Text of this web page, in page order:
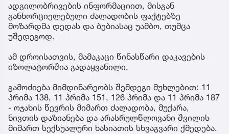
ადგილობრივების ინფორმაციით, მისგან
განხორციელებული ძალადობის ფაქტებზე
მოზარდმა დედას და ბებიასაც უამბო, თუმცა
უშედეგოდ.
ამ დროისათვის, მამაკაცი წინასწარი დაკავების
იზოლატორშია გადაყვანილი.
გამოძიება მიმდინარეობს შემდეგი მუხლებით: 11
პრიმა 138, 11 პრიმა 151, 126 პრიმა და 11 პრიმა 187
- ოჯახის წევრის მიმართ ძალადობა, მუქარა,
ნივთის დაზიანება და არასრულწლოვანი შვილის
მიმართ სექსუალური ხასიათის სხვაგვარი ქმედება.